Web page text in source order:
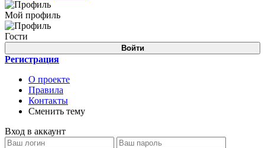
Мой профиль
Гости
Войти
Регистрация
О проекте
Правила
Контакты
Сменить тему
Вход в аккаунт